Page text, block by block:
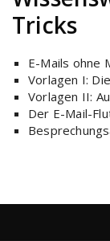
Tricks
E-Mails ohne
Vorlagen I:
Vorlagen II:
Der E-Mail-